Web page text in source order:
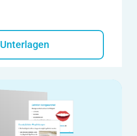
Unterlagen